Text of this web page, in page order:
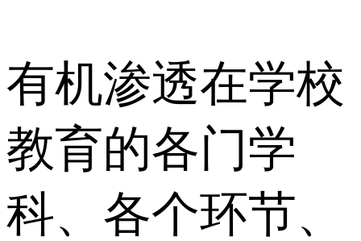
有机渗透在学校
教育的各门学
科、各个环节、